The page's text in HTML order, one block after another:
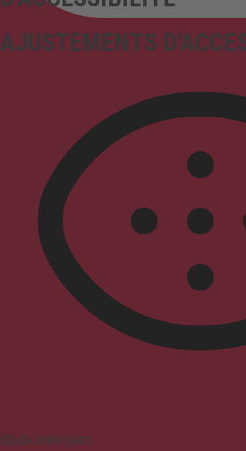
AJUSTEMENTS
Mode malvoyant